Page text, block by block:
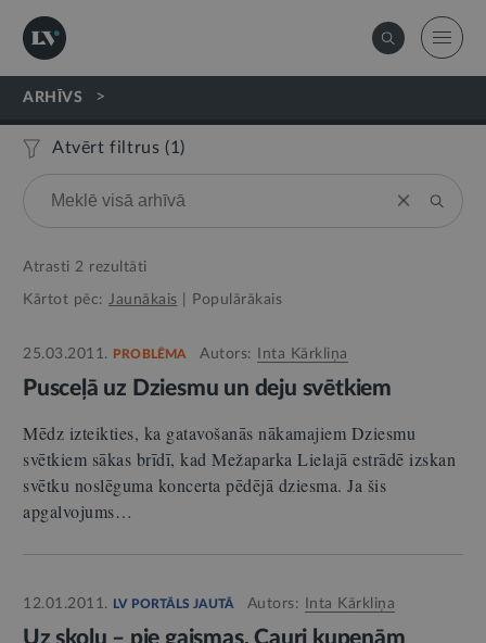
ARHĪVS >
Atvērt filtrus (1 )
Atrasti 2 rezultāti
Kārtot pēc: Jaunākais Populārākais
25.03.2011. PROBLĒMA Autors: Inta Kārkliņa
Pusceļā uz Dziesmu un deju svētkiem
Mēdz izteikties, ka gatavošanās nākamajiem Dziesmu
svētkiem sākas brīdī, kad Mežaparka Lielajā estrādē izskan
svētku noslēguma koncerta pēdējā dziesma. Ja šis
apgalvojums…
12.01.2011. LV PORTĀLS JAUTĀ Autors: Inta Kārkliņa
Uz skolu – pie gaismas. Cauri kupenām